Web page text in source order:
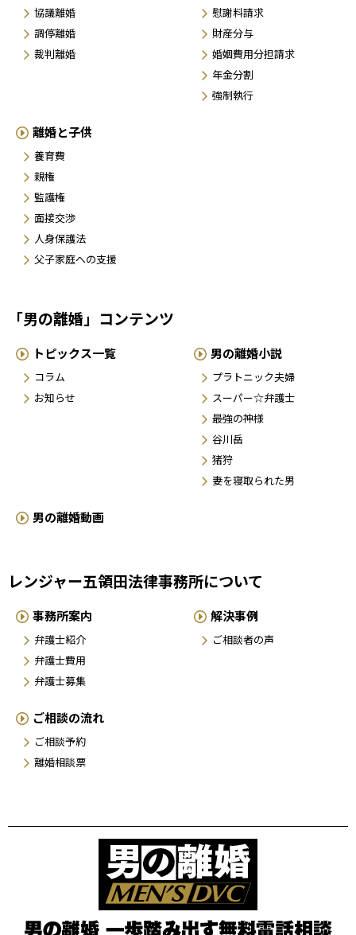
協議離婚
調停離婚
裁判離婚
慰謝料請求
財産分与
婚姻費用分担請求
年金分割
強制執行
離婚と子供
養育費
親権
監護権
面接交渉
人身保護法
父子家庭への支援
「男の離婚」コンテンツ
トピックス一覧
コラム
お知らせ
男の離婚小説
プラトニック夫婦
スーパー☆弁護士
最強の神様
谷川岳
猪狩
妻を寝取られた男
男の離婚動画
レンジャー五領田法律事務所について
事務所案内
弁護士紹介
弁護士費用
弁護士募集
解決事例
ご相談者の声
ご相談の流れ
ご相談予約
離婚相談票